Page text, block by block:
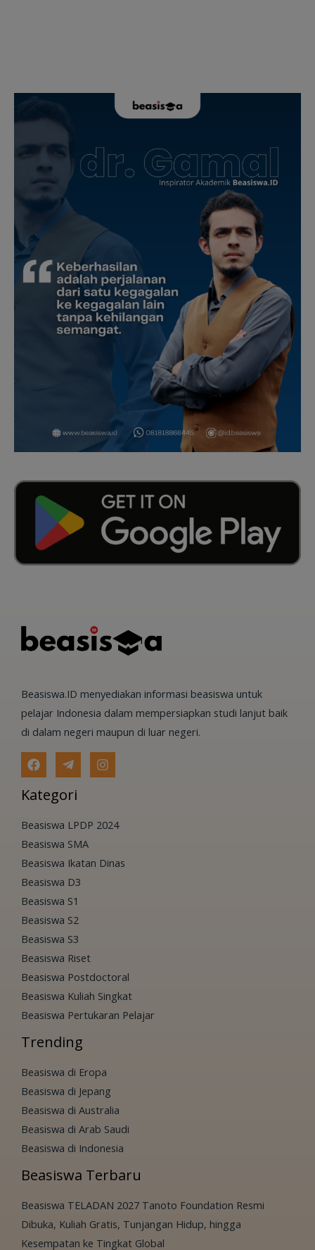
Beasiswa.ID menyediakan informasi beasiswa untuk
pelajar Indonesia dalam mempersiapkan studi lanjut baik
di dalam negeri maupun di luar negeri.
Kategori
Beasiswa LPDP 2024
Beasiswa SMA
Beasiswa Ikatan Dinas
Beasiswa D3
Beasiswa S1
Beasiswa S2
Beasiswa S3
Beasiswa Riset
Beasiswa Postdoctoral
Beasiswa Kuliah Singkat
Beasiswa Pertukaran Pelajar
Trending
Beasiswa di Eropa
Beasiswa di Jepang
Beasiswa di Australia
Beasiswa di Arab Saudi
Beasiswa di Indonesia
Beasiswa Terbaru
Beasiswa TELADAN 2027 Tanoto Foundation Resmi
Dibuka, Kuliah Gratis, Tunjangan Hidup, hingga
Kesempatan ke Tingkat Global